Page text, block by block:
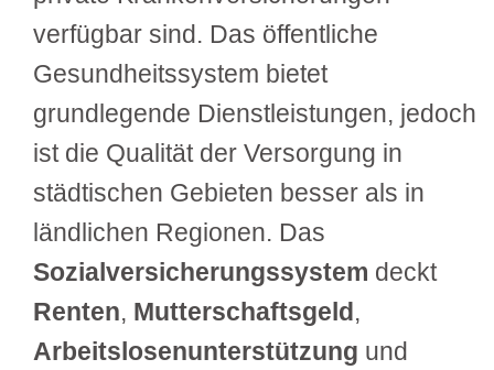
verfügbar sind. Das öffentliche
Gesundheitssystem bietet
grundlegende Dienstleistungen, jedoch
ist die Qualität der Versorgung in
städtischen Gebieten besser als in
ländlichen Regionen. Das
Sozialversicherungssystem deckt
Renten, Mutterschaftsgeld,
Arbeitslosenunterstützung und